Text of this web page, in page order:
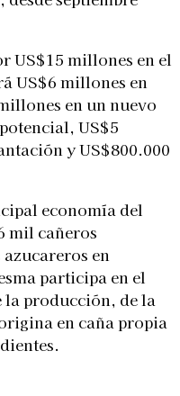
US$15 millones en el
US$6 millones en
en un nuevo
US$5
y US$800.000
economía del
mil cañeros
en
participa en el
la producción, de la
en caña propia